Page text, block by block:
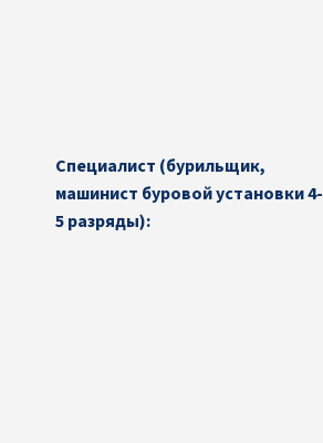
Специалист (бурильщик,
машинист буровой установки 4-
5 разряды):